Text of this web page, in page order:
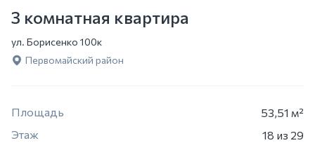
3 комнатная квартира
ул. Борисенко 100к
Первомайский район
Площадь
53,51 м²
Этаж
18 из 29